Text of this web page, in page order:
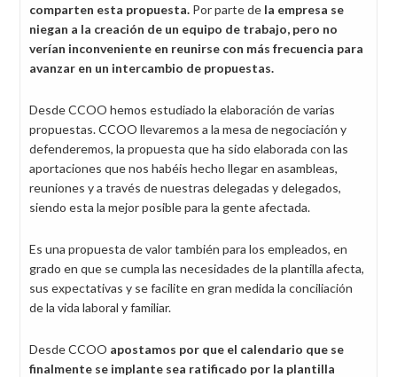
comparten esta propuesta. Por parte de la empresa se
niegan a la creación de un equipo de trabajo, pero no
verían inconveniente en reunirse con más frecuencia para
avanzar en un intercambio de propuestas.
Desde CCOO hemos estudiado la elaboración de varias
propuestas. CCOO llevaremos a la mesa de negociación y
defenderemos, la propuesta que ha sido elaborada con las
aportaciones que nos habéis hecho llegar en asambleas,
reuniones y a través de nuestras delegadas y delegados,
siendo esta la mejor posible para la gente afectada.
Es una propuesta de valor también para los empleados, en
grado en que se cumpla las necesidades de la plantilla afecta,
sus expectativas y se facilite en gran medida la conciliación
de la vida laboral y familiar.
Desde CCOO apostamos por que el calendario que se
finalmente se implante sea ratificado por la plantilla